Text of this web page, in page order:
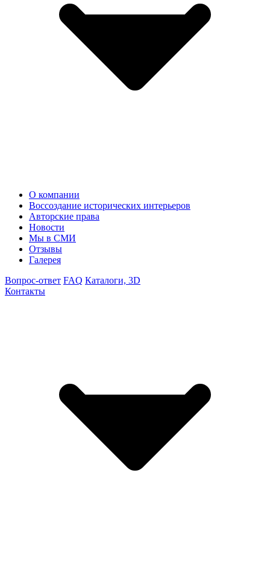
О компании
Воссоздание исторических интерьеров
Авторские права
Новости
Мы в СМИ
Отзывы
Галерея
Вопрос-ответ FAQ Каталоги, 3D
Контакты